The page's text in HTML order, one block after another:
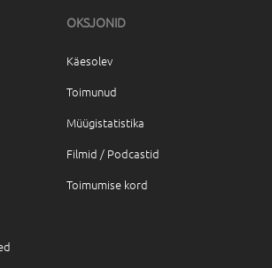
OKSJONID
Käesolev
Toimunud
Müügistatistika
Filmid / Podcastid
Toimumise kord